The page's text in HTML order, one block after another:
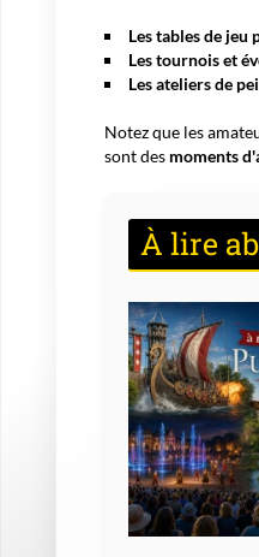
Les tables de
Les tournois et
Les ateliers de
Notez que les
sont des moments
À lire